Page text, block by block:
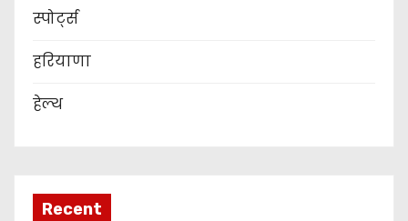
स्पोर्ट्स
हरियाणा
हेल्थ
Recent